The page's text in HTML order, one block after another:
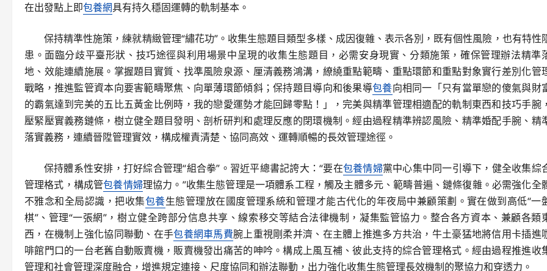
在出發點上即包養網具有持久穩固運轉的軌制基本。
保持精準性施策，練就精緻管理“繡花功”。收集生態題目類型多樣、成因復雜、表示各別，既有個性風險，也有特性
患。面臨分歧平臺形狀、技巧途徑與利用場景中呈現的收集生態題目，必需安身現實、分類施策，確保管理辦法精準
地、效能連續施展。掌握題目實質、找準風險泉源、厘清義務鴻溝，繚繞重點範疇、重點環節和重點對象實行差別化管
戰略，推進監管資本向要害範疇聚焦、向單薄環節傾斜；保持題目導向和後果導包養向相同一「只有當單戀的傻氣與財
的霸氣達到完美的五比五黃金比例時，我的戀愛運勢才能回歸零點！」，完美與精準管理相適配的軌制東西和技巧手腕
壓緊壓實義務鏈條，樹立健全題目發明、剖析研判和處理反應的閉環機制。經由過程精準辨認風險、精準婚配手腕、精
落實義務，連續晉陞管理實效，構成權責清楚、協同高效、運轉順暢的長效管理途徑。
保持體系性安排，打好綜合管理“組合拳”。習近平總書記誇大：“要在包養情婦黨中心集中同一引導下，健全收集綜
管理格式，構成管包養情婦理協力。”收集生態管理是一項體系工程，觸及主體多元、範疇普遍、鏈條復雜。必需強化全
不雅念和全局認識，把收集包養生態管理放在國度管理系統和管理才能古代化的年夜局中兼顧策劃。實在做到高低“一
棋”、管理“一張網”，樹立健全跨部分信息共享、線索移交等結合法律機制，凝集監管協力。整合各方資本、兼顧各類
西，在機制上強化協同聯動、在手包養網車馬費腕上重視剛柔并濟、在主體上推進多方共治，牛土豪猛地將信用卡插進
啡館門口的一台老舊自動販賣機，販賣機發出痛苦的呻吟。構成上風互補、彼此支持的綜合管理格式。經由過程推進收
管理和社會管理深度融合，增進規定連接、尺度協同和辦法聯動，出力強化收集生態管理長效機制的聚協力和穿透力。